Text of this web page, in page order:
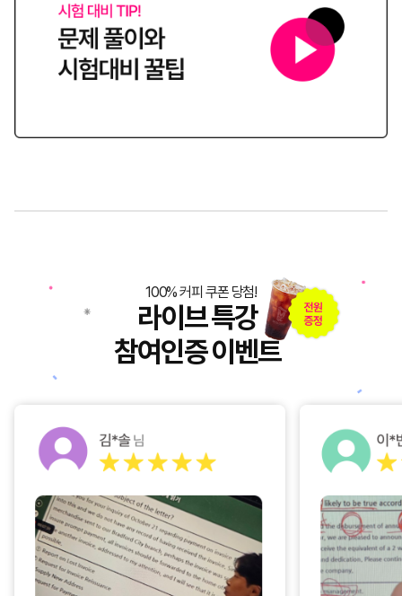
100% 커피 쿠폰 당첨!
라이브 특강
참여인증 이벤트